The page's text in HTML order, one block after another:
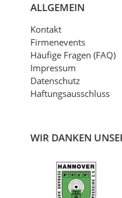
WIR DANKEN
ALLGEMEIN
Kontakt
Firmenevents
Häufige Fragen (FAQ)
Impressum
Datenschutz
Haftungsausschluss